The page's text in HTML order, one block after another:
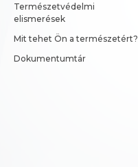
Természetvédelmi
elismerések
Mit tehet Ön a természetért?
Dokumentumtár